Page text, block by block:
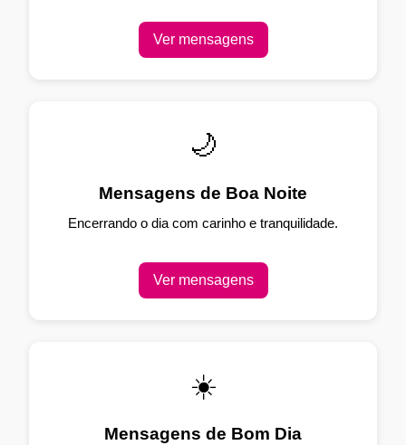
Ver mensagens
🌙
Mensagens de Boa Noite
Encerrando o dia com carinho e tranquilidade.
Ver mensagens
☀️
Mensagens de Bom Dia